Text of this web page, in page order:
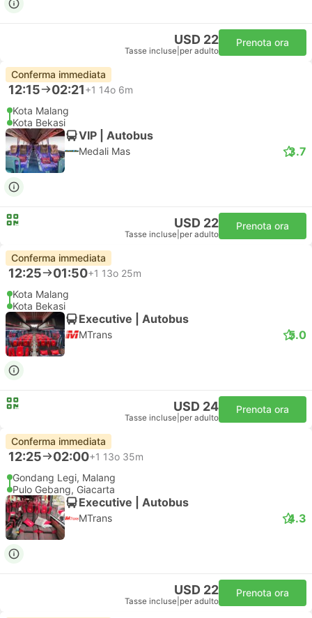
USD 22
Tasse incluse per adulto
Prenota ora
Conferma immediata
12:15 02:21+1 14o 6m
Kota Malang
Kota Bekasi
VIP | Autobus
Medali Mas 3.7
USD 22
Tasse incluse per adulto
Prenota ora
Conferma immediata
12:25 01:50+1 13o 25m
Kota Malang
Kota Bekasi
Executive | Autobus
MTrans 5.0
USD 24
Tasse incluse per adulto
Prenota ora
Conferma immediata
12:25 02:00+1 13o 35m
Gondang Legi, Malang
Pulo Gebang, Giacarta
Executive | Autobus
MTrans 4.3
USD 22
Tasse incluse per adulto
Prenota ora